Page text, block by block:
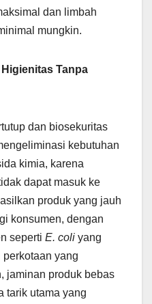
dan limbah
mungkin.
Tanpa
dan biosekuritas
kebutuhan
kimia, karena
dapat masuk ke
produk yang jauh
konsumen, dengan
seperti E. coli yang
yang
jaminan produk bebas
tarik utama yang